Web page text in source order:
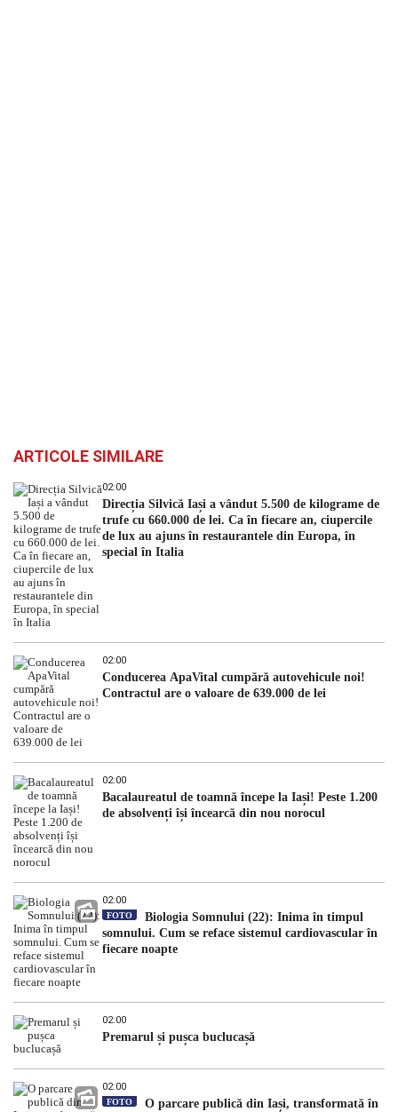
ARTICOLE SIMILARE
02:00
Direcția Silvică Iași a vândut 5.500 de kilograme de
trufe cu 660.000 de lei. Ca în fiecare an, ciupercile
de lux au ajuns în restaurantele din Europa, în
special în Italia
02:00
Conducerea ApaVital cumpără autovehicule noi!
Contractul are o valoare de 639.000 de lei
02:00
Bacalaureatul de toamnă începe la Iași! Peste 1.200
de absolvenți își încearcă din nou norocul
02:00
FOTO
Biologia Somnului (22): Inima în timpul
somnului. Cum se reface sistemul cardiovascular în
fiecare noapte
02:00
Premarul și pușca buclucașă
02:00
FOTO
O parcare publică din Iași, transformată în